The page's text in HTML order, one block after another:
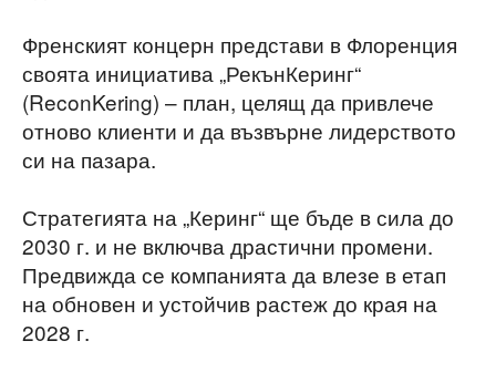
Френският концерн представи в Флоренция
своята инициатива „РекънКеринг“
(ReconKering) – план, целящ да привлече
отново клиенти и да възвърне лидерството
си на пазара.
Стратегията на „Керинг“ ще бъде в сила до
2030 г. и не включва драстични промени.
Предвижда се компанията да влезе в етап
на обновен и устойчив растеж до края на
2028 г.